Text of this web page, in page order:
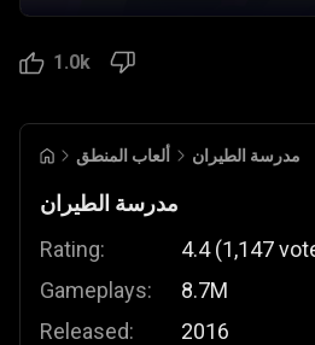
1.0k
ألعاب المنطق مدرسة الطيران
مدرسة الطيران
Rating:
Gameplays:
Released:
4.4 (1,147
8.7M
2016